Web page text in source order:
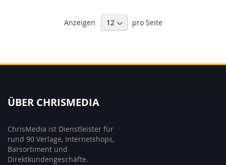
Anzeigen pro Seite
ÜBER CHRISMEDIA
ChrisMedia ist Dienstleister für
rund 90 Verlage, Internetshops,
Barsortiment und
Direktkundengeschäfte.